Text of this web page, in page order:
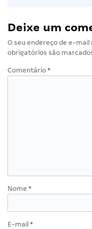
Deixe um
O seu endereço de e-mail
obrigatórios são
Comentário *
Nome *
E-mail *